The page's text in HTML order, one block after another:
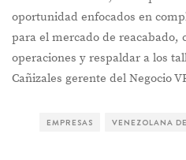
oportunidad enfocados en
para el mercado de reacabado,
operaciones y respaldar a los
Cañizales gerente del Negocio
EMPRESAS VENEZOLANA